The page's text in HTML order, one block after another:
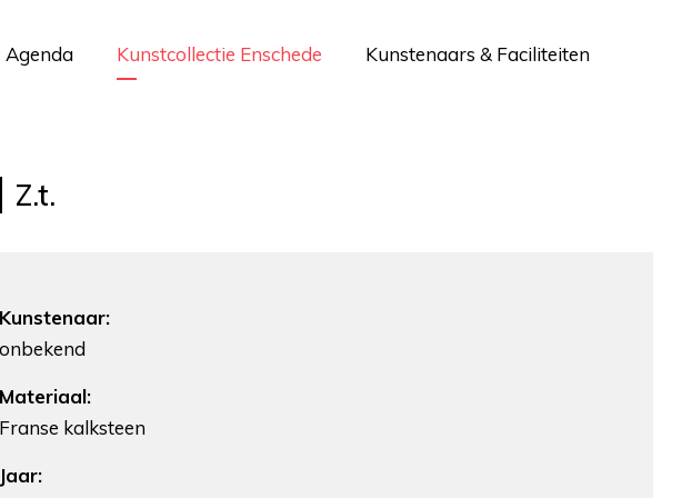
Agenda Kunstcollectie Enschede Kunstenaars & Faciliteiten
Z.t.
Kunstenaar:
onbekend
Materiaal:
Franse kalksteen
Jaar: